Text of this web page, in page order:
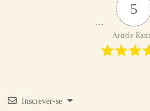
5
Article
Inscrever-se